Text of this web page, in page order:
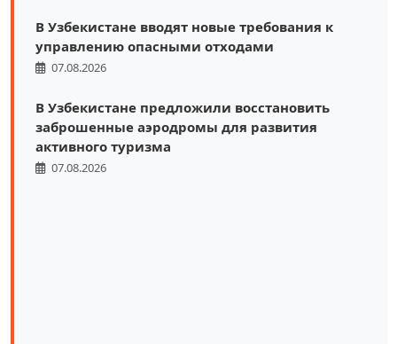
В Узбекистане вводят новые требования к
управлению опасными отходами
07.08.2026
В Узбекистане предложили восстановить
заброшенные аэродромы для развития
активного туризма
07.08.2026